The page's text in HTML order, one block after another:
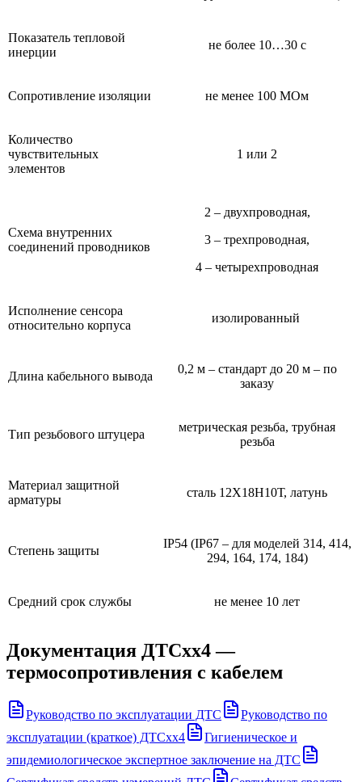
Показатель тепловой
инерции
не более 10…30 с
Сопротивление изоляции не менее 100 МОм
Количество
чувствительных
элементов
1 или 2
Схема внутренних
соединений проводников
2 – двухпроводная,
3 – трехпроводная,
4 – четырехпроводная
Исполнение сенсора
относительно корпуса
изолированный
Длина кабельного вывода
0,2 м – стандарт до 20 м – по
заказу
Тип резьбового штуцера
метрическая резьба, трубная
резьба
Материал защитной
арматуры
сталь 12Х18Н10Т, латунь
Степень защиты
IP54 (IP67 – для моделей 314, 414,
294, 164, 174, 184)
Средний срок службы не менее 10 лет
Документация ДТСхх4 —
термосопротивления с кабелем
Руководство по эксплуатации ДТС
Руководство по
эксплуатации (краткое) ДТСхх4
Гигиеническое и
эпидемиологическое экспертное заключение на ДТС